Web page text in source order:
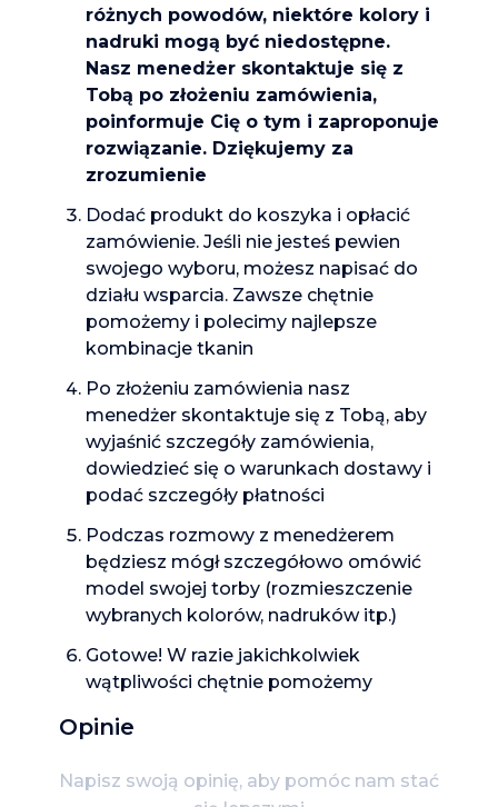
różnych powodów, niektóre kolory i
nadruki mogą być niedostępne.
Nasz menedżer skontaktuje się z
Tobą po złożeniu zamówienia,
poinformuje Cię o tym i zaproponuje
rozwiązanie. Dziękujemy za
zrozumienie
Dodać produkt do koszyka i opłacić
zamówienie. Jeśli nie jesteś pewien
swojego wyboru, możesz napisać do
działu wsparcia. Zawsze chętnie
pomożemy i polecimy najlepsze
kombinacje tkanin
Po złożeniu zamówienia nasz
menedżer skontaktuje się z Tobą, aby
wyjaśnić szczegóły zamówienia,
dowiedzieć się o warunkach dostawy i
podać szczegóły płatności
Podczas rozmowy z menedżerem
będziesz mógł szczegółowo omówić
model swojej torby (rozmieszczenie
wybranych kolorów, nadruków itp.)
Gotowe! W razie jakichkolwiek
wątpliwości chętnie pomożemy
Opinie
Napisz swoją opinię, aby pomóc nam stać